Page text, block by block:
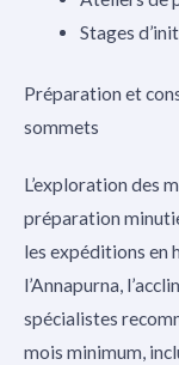
Stages
Préparation et
sommets
L’exploration des
préparation
les expéditions en
l’Annapurna,
spécialistes
mois minimum,